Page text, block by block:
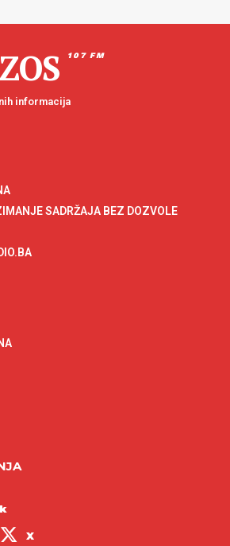
107 FM
informacija
SADRŽAJA BEZ DOZVOLE
X